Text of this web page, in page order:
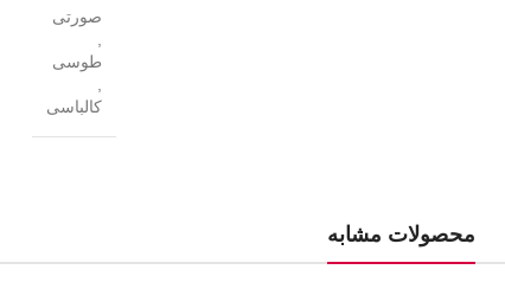
صورتی
طوسی
کالباسی
محصولات مشابه